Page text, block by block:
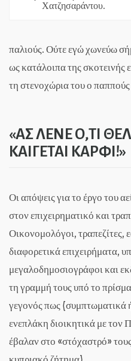
Χατζησαράντου.
παλιούς. Ούτε εγώ χωνεύω
ως κατάλοιπα της σκοτεινής
τη στενοχώρια του ο
«ΑΣ ΛΕΝΕ Ο,ΤΙ
ΚΑΙΓΕΤΑΙ ΚΑΡΦΙ!»
Οι απόψεις για το έργο του
στον επιχειρηματικό και
Οικονομολόγοι, τραπεζίτες,
διαφορετικά επιχειρήματα,
μεγαλοδημοσιογράφοι και
τη γραμμή τους υπό το
γεγονός πως (συμπτωματικά
ενεπλάκη διοικητικά με τον
έβαλαν στο «στόχαστρό»